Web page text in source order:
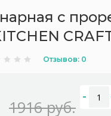
с
Отзывов: 0
1916 руб.